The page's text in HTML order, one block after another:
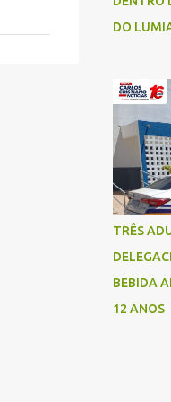
DO
TRÊS
BEBIDA
12 ANOS